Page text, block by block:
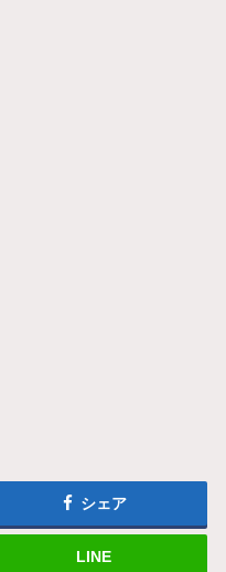
シェア
LINE